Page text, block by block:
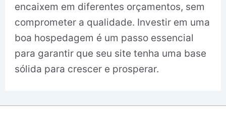
encaixem em diferentes orçamentos, sem
comprometer a qualidade. Investir em uma
boa hospedagem é um passo essencial
para garantir que seu site tenha uma base
sólida para crescer e prosperar.